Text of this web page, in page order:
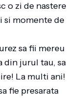
o zi de nastere
si momente de
sa fii mereu
din jurul tau, sa
La multi ani!
fie presarata